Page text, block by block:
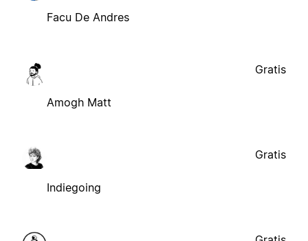
Facu De Andres
Amogh Matt
Gratis
Indiegoing
Gratis